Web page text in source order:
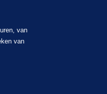
van
van